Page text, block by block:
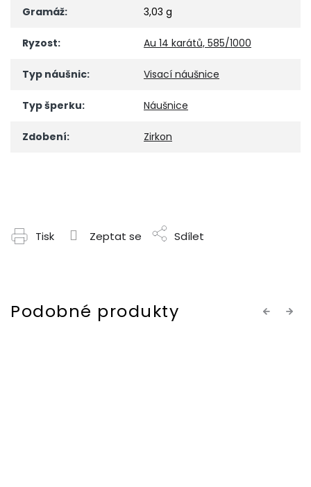
Gramáž: 3,03 g
Ryzost: Au 14 karátů, 585/1000
Typ náušnic: Visací náušnice
Typ šperku: Náušnice
Zdobení: Zirkon
Tisk Zeptat se Sdílet
Previous
Next